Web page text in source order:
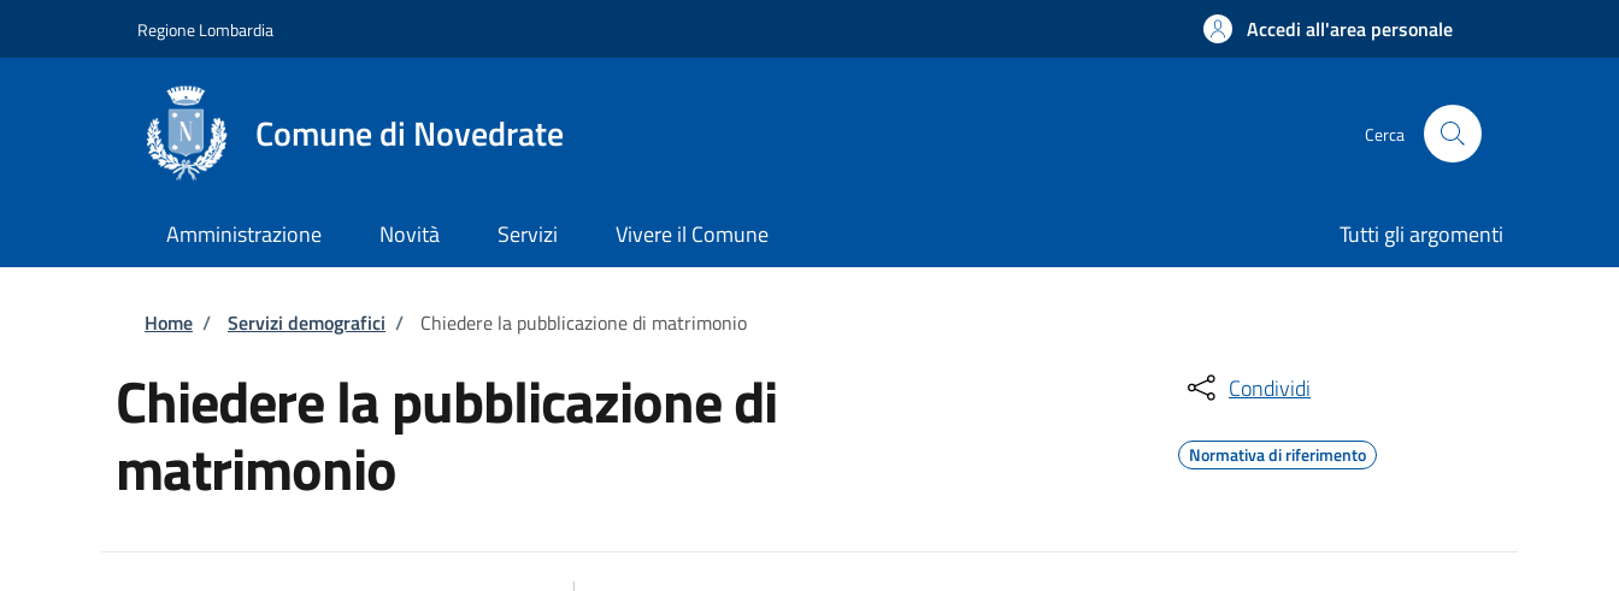
Regione Lombardia Accedi all'area personale
Comune di Novedrate Cerca
Amministrazione Novità Servizi Vivere il Comune Tutti gli argomenti
Briciole di pane
Home / Servizi demografici / Chiedere la pubblicazione di matrimonio
Chiedere la pubblicazione di
matrimonio
Condividi
Normativa di riferimento